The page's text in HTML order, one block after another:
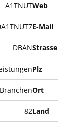
A1TNUT
DBAN
82
Web
E-Mail
Strasse
Plz
Ort
Land